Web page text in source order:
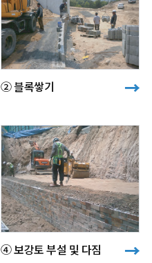
② 블록쌓기 →
④ 보강토 부설 및 다짐 →